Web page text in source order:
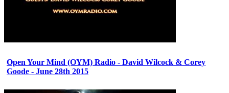
Open Your Mind (OYM) Radio - David Wilcock & Corey
Goode - June 28th 2015